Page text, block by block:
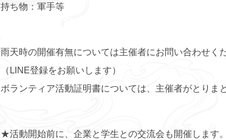
持ち物：軍手等
雨天時の開催有無については主催者にお問い合わせくだ
（LINE登録をお願いします）
ボランティア活動証明書については、主催者がとりま
★活動開始前に、企業と学生との交流会も開催します。